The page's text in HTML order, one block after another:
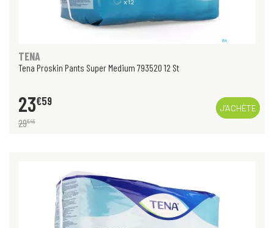
TENA
Tena Proskin Pants Super Medium 793520 12 St
23€59
29€49
J’ACHÈTE